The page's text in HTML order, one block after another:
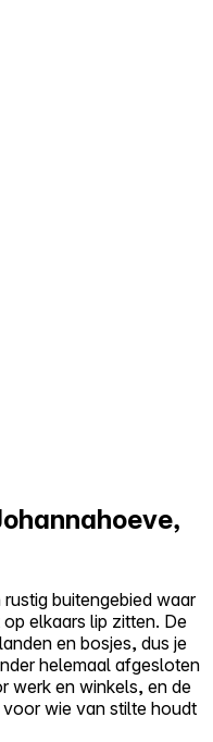
buitengebied waar
elkaars lip zitten. De
en bosjes, dus je
helemaal afgesloten
werk en winkels, en de
wie van stilte houdt